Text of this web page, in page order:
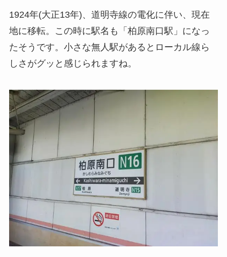
1924年(大正13年)、道明寺線の電化に伴い、現在
地に移転。この時に駅名も「柏原南口駅」になっ
たそうです。小さな無人駅があるとローカル線ら
しさがグッと感じられますね。